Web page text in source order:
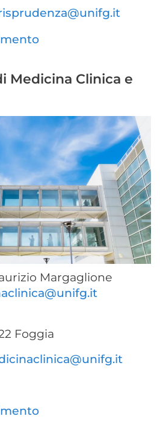
Medicina Clinica e
Margaglione
Foggia